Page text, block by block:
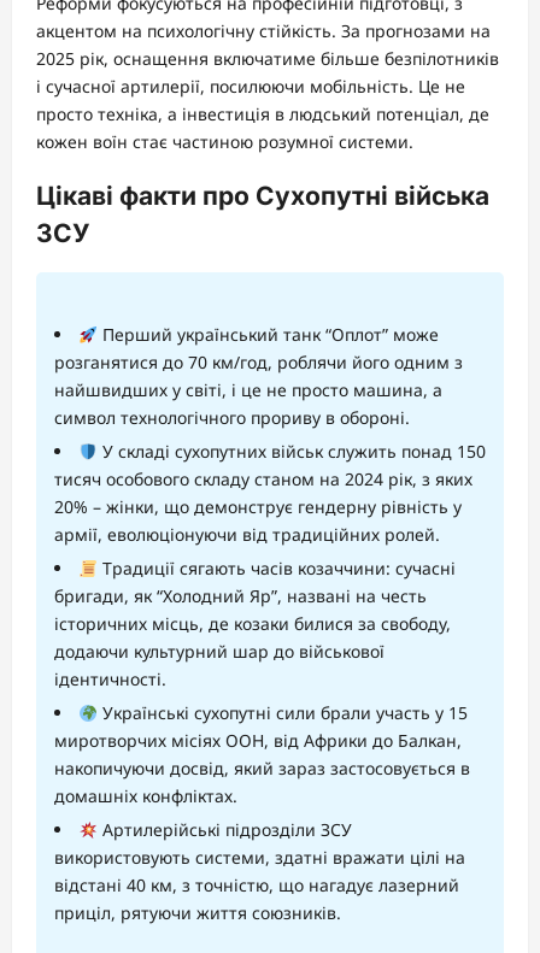
акцентом на психологічну стійкість. За прогнозами на
2025 рік, оснащення включатиме більше безпілотників
і сучасної артилерії, посилюючи мобільність. Це не
просто техніка, а інвестиція в людський потенціал, де
кожен воїн стає частиною розумної системи.
Цікаві факти про Сухопутні війська
ЗСУ
Перший український танк “Оплот” може
розганятися до 70 км/год, роблячи його одним з
найшвидших у світі, і це не просто машина, а
символ технологічного прориву в обороні.
У складі сухопутних військ служить понад 150
тисяч особового складу станом на 2024 рік, з яких
20% – жінки, що демонструє гендерну рівність у
армії, еволюціонуючи від традиційних ролей.
Традиції сягають часів козаччини: сучасні
бригади, як “Холодний Яр”, названі на честь
історичних місць, де козаки билися за свободу,
додаючи культурний шар до військової
ідентичності.
Українські сухопутні сили брали участь у 15
миротворчих місіях ООН, від Африки до Балкан,
накопичуючи досвід, який зараз застосовується в
домашніх конфліктах.
Артилерійські підрозділи ЗСУ
використовують системи, здатні вражати цілі на
відстані 40 км, з точністю, що нагадує лазерний
приціл, рятуючи життя союзників.